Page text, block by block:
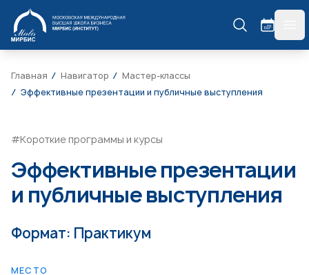
МИРБИС
Главная Навигатор
Мастер-классы
Эффективные презентации и публичные выступления
#Короткие программы и курсы
Эффективные презентации
и публичные выступления
Формат: Практикум
МЕСТО